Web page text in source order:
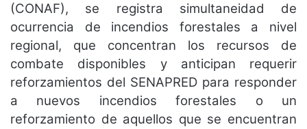
(CONAF), se registra simultaneidad de
ocurrencia de incendios forestales a nivel
regional, que concentran los recursos de
combate disponibles y anticipan requerir
reforzamientos del SENAPRED para responder
a nuevos incendios forestales o un
reforzamiento de aquellos que se encuentran